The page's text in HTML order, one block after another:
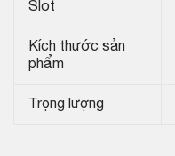
Slot
Kích thước sản
phẩm
Trọng lượng